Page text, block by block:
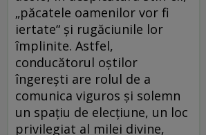
„păcatele oamenilor vor fi
iertate“ și rugăciunile lor
împlinite. Astfel,
conducătorul oștilor
îngerești are rolul de a
comunica viguros și solemn
un spațiu de elecțiune, un loc
privilegiat al milei divine,